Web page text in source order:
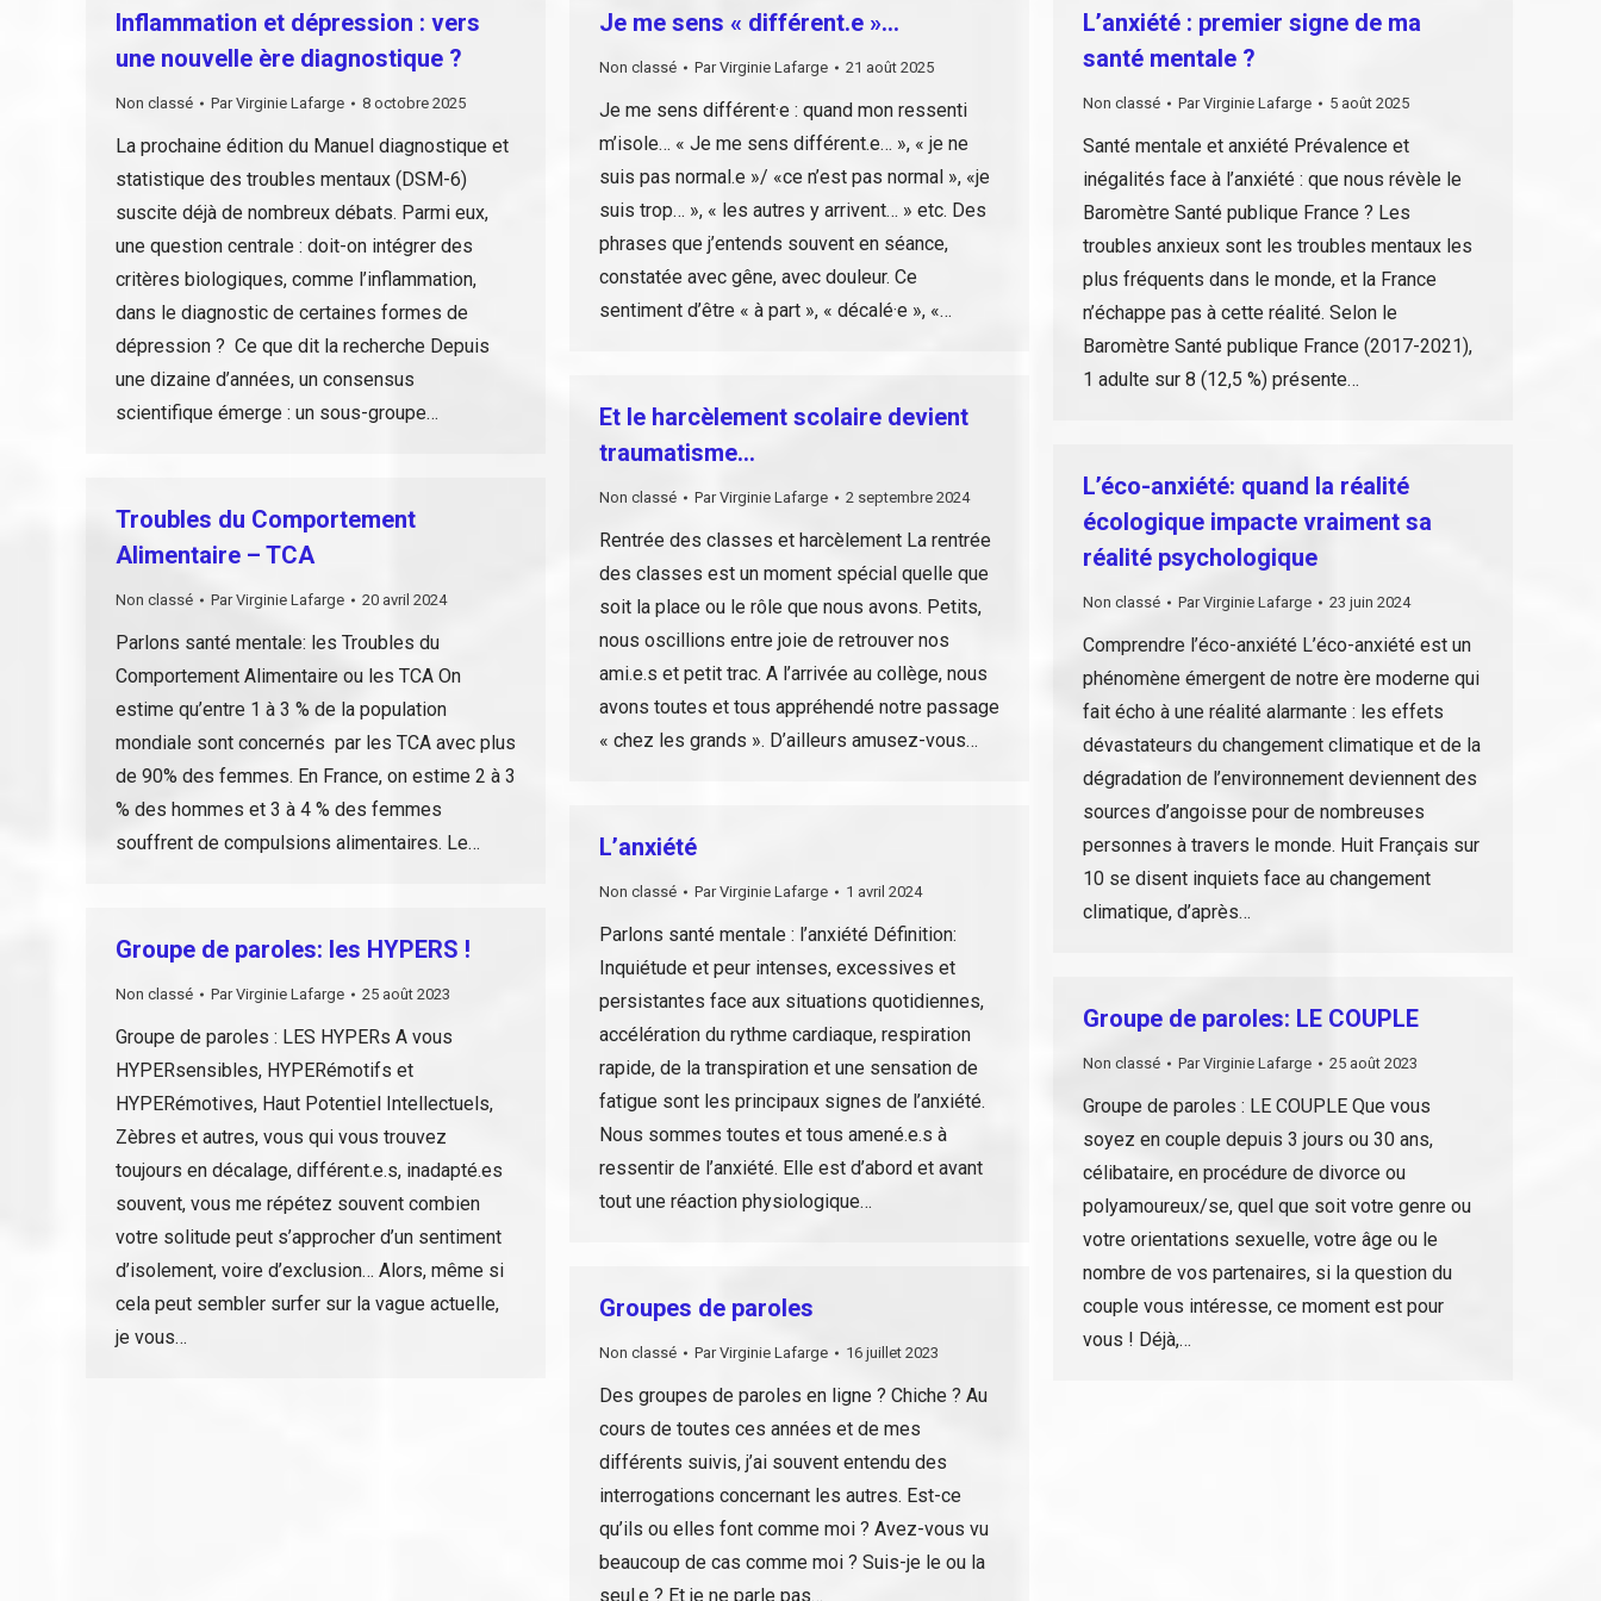
Inflammation et dépression : vers
une nouvelle ère diagnostique ?
Non classé ParVirginie Lafarge 8 octobre 2025
La prochaine édition du Manuel diagnostique et
statistique des troubles mentaux (DSM-6)
suscite déjà de nombreux débats. Parmi eux,
une question centrale : doit-on intégrer des
critères biologiques, comme l’inflammation,
dans le diagnostic de certaines formes de
dépression ? Ce que dit la recherche Depuis
une dizaine d’années, un consensus
scientifique émerge : un sous-groupe…
Je me sens « différent.e »…
Non classé ParVirginie Lafarge 21 août 2025
Je me sens différent·e : quand mon ressenti
m’isole… « Je me sens différent.e… », « je ne
suis pas normal.e »/ «ce n’est pas normal », «je
suis trop… », « les autres y arrivent… » etc. Des
phrases que j’entends souvent en séance,
constatée avec gêne, avec douleur. Ce
sentiment d’être « à part », « décalé·e », «…
L’anxiété : premier signe de ma
santé mentale ?
Non classé ParVirginie Lafarge 5 août 2025
Santé mentale et anxiété Prévalence et
inégalités face à l’anxiété : que nous révèle le
Baromètre Santé publique France ? Les
troubles anxieux sont les troubles mentaux les
plus fréquents dans le monde, et la France
n’échappe pas à cette réalité. Selon le
Baromètre Santé publique France (2017-2021),
1 adulte sur 8 (12,5 %) présente…
Et le harcèlement scolaire devient
traumatisme…
Non classé ParVirginie Lafarge 2 septembre 2024
Rentrée des classes et harcèlement La rentrée
des classes est un moment spécial quelle que
soit la place ou le rôle que nous avons. Petits,
nous oscillions entre joie de retrouver nos
ami.e.s et petit trac. A l’arrivée au collège, nous
avons toutes et tous appréhendé notre passage
« chez les grands ». D’ailleurs amusez-vous…
L’éco-anxiété: quand la réalité
écologique impacte vraiment sa
réalité psychologique
Non classé ParVirginie Lafarge 23 juin 2024
Comprendre l’éco-anxiété L’éco-anxiété est un
phénomène émergent de notre ère moderne qui
fait écho à une réalité alarmante : les effets
dévastateurs du changement climatique et de la
dégradation de l’environnement deviennent des
sources d’angoisse pour de nombreuses
personnes à travers le monde. Huit Français sur
10 se disent inquiets face au changement
climatique, d’après…
Troubles du Comportement
Alimentaire – TCA
Non classé ParVirginie Lafarge 20 avril 2024
Parlons santé mentale: les Troubles du
Comportement Alimentaire ou les TCA On
estime qu’entre 1 à 3 % de la population
mondiale sont concernés par les TCA avec plus
de 90% des femmes. En France, on estime 2 à 3
% des hommes et 3 à 4 % des femmes
souffrent de compulsions alimentaires. Le…
L’anxiété
Non classé ParVirginie Lafarge 1 avril 2024
Parlons santé mentale : l’anxiété Définition:
Inquiétude et peur intenses, excessives et
persistantes face aux situations quotidiennes,
accélération du rythme cardiaque, respiration
rapide, de la transpiration et une sensation de
fatigue sont les principaux signes de l’anxiété.
Nous sommes toutes et tous amené.e.s à
ressentir de l’anxiété. Elle est d’abord et avant
tout une réaction physiologique…
Groupe de paroles: les HYPERS !
Non classé ParVirginie Lafarge 25 août 2023
Groupe de paroles : LES HYPERs A vous
HYPERsensibles, HYPERémotifs et
HYPERémotives, Haut Potentiel Intellectuels,
Zèbres et autres, vous qui vous trouvez
toujours en décalage, différent.e.s, inadapté.es
souvent, vous me répétez souvent combien
votre solitude peut s’approcher d’un sentiment
d’isolement, voire d’exclusion… Alors, même si
cela peut sembler surfer sur la vague actuelle,
je vous…
Groupe de paroles: LE COUPLE
Non classé ParVirginie Lafarge 25 août 2023
Groupe de paroles : LE COUPLE Que vous
soyez en couple depuis 3 jours ou 30 ans,
célibataire, en procédure de divorce ou
polyamoureux/se, quel que soit votre genre ou
votre orientations sexuelle, votre âge ou le
nombre de vos partenaires, si la question du
couple vous intéresse, ce moment est pour
vous ! Déjà,…
Groupes de paroles
Non classé ParVirginie Lafarge 16 juillet 2023
Des groupes de paroles en ligne ? Chiche ? Au
cours de toutes ces années et de mes
différents suivis, j’ai souvent entendu des
interrogations concernant les autres. Est-ce
qu’ils ou elles font comme moi ? Avez-vous vu
beaucoup de cas comme moi ? Suis-je le ou la
seul.e ? Et je ne parle pas…